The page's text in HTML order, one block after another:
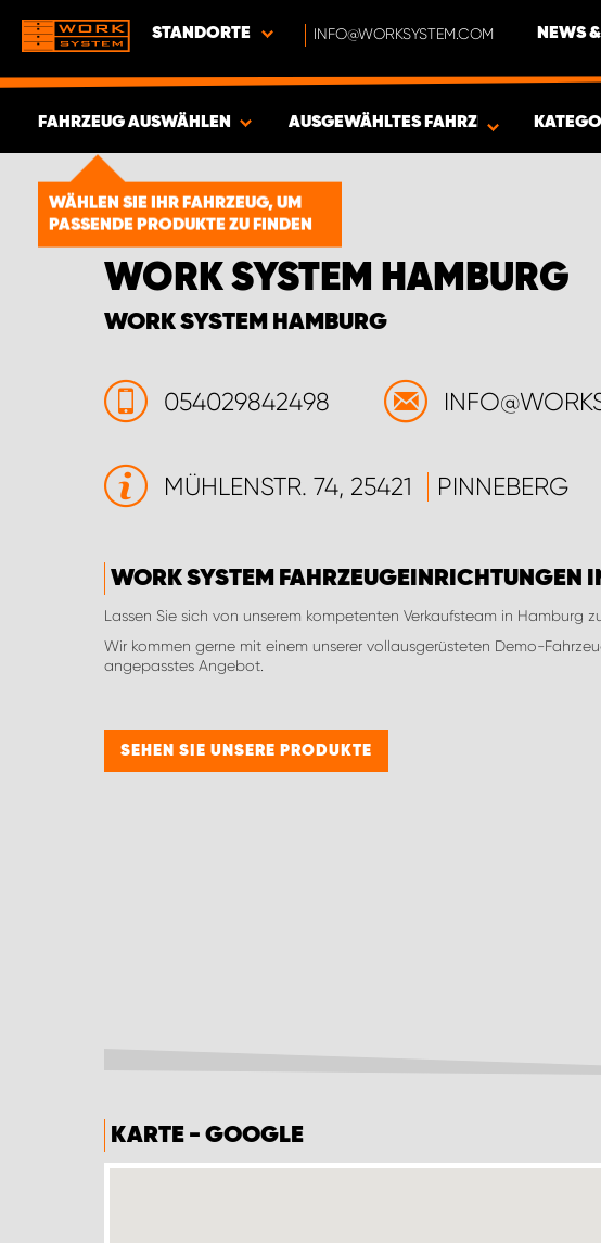
STANDORTE INFO@WORKSYSTEM.COM NEWS
FAHRZEUG AUSWÄHLEN
WÄHLEN SIE IHR FAHRZEUG, UM
PASSENDE PRODUKTE ZU FINDEN
ERGEBNISSE ANZEIGEN -1850
ARTIKEL
AUSGEWÄHLTES FAHRZEUG
WORK SYSTEM HAMBURG
WORK SYSTEM HAMBURG
054029842498
MÜHLENSTR. 74, 25421 PINNEBERG
WORK SYSTEM FAHRZEUGEINRICHTUNGEN
Lassen Sie sich von unserem kompetenten Verkaufsteam in Hamburg
Wir kommen gerne mit einem unserer vollausgerüsteten Demo-
angepasstes Angebot.
SEHEN SIE UNSERE PRODUKTE
KARTE - GOOGLE